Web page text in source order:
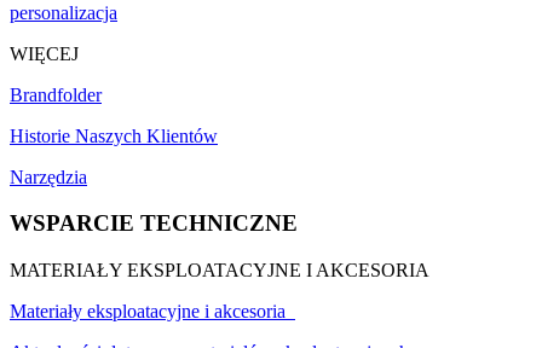
personalizacja
WIĘCEJ
Brandfolder
Historie Naszych Klientów
Narzędzia
WSPARCIE TECHNICZNE
MATERIAŁY EKSPLOATACYJNE I AKCESORIA
Materiały eksploatacyjne i akcesoria